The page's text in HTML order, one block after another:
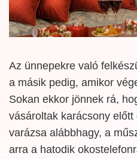
Az ünnepekre való
a másik pedig, amikor
Sokan ekkor jönnek rá,
vásároltak karácsony
varázsa alábbhagy, a
arra a hatodik